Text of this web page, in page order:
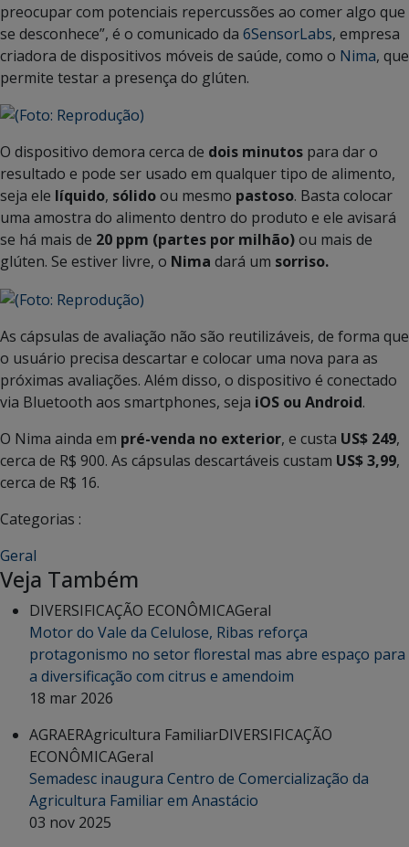
preocupar com potenciais repercussões ao comer algo que
se desconhece”, é o comunicado da 6SensorLabs, empresa
criadora de dispositivos móveis de saúde, como o Nima, que
permite testar a presença do glúten.
O dispositivo demora cerca de dois minutos para dar o
resultado e pode ser usado em qualquer tipo de alimento,
seja ele líquido, sólidoou mesmo pastoso. Basta colocar
uma amostra do alimento dentro do produto e ele avisará
se há mais de 20 ppm (partes por milhão)ou mais de
glúten. Se estiver livre, o Nima dará um sorriso.
As cápsulas de avaliação não são reutilizáveis, de forma que
o usuário precisa descartar e colocar uma nova para as
próximas avaliações. Além disso, o dispositivo é conectado
via Bluetooth aos smartphones, seja iOS ou Android.
O Nima ainda em pré-venda no exterior, e custa US$ 249,
cerca de R$ 900. As cápsulas descartáveis custam US$ 3,99,
cerca de R$ 16.
Categorias :
Geral
Veja Também
DIVERSIFICAÇÃO ECONÔMICAGeral
Motor do Vale da Celulose, Ribas reforça
protagonismo no setor florestal mas abre espaço para
a diversificação com citrus e amendoim
18 mar 2026
AGRAERAgricultura FamiliarDIVERSIFICAÇÃO
ECONÔMICAGeral
Semadesc inaugura Centro de Comercialização da
Agricultura Familiar em Anastácio
03 nov 2025